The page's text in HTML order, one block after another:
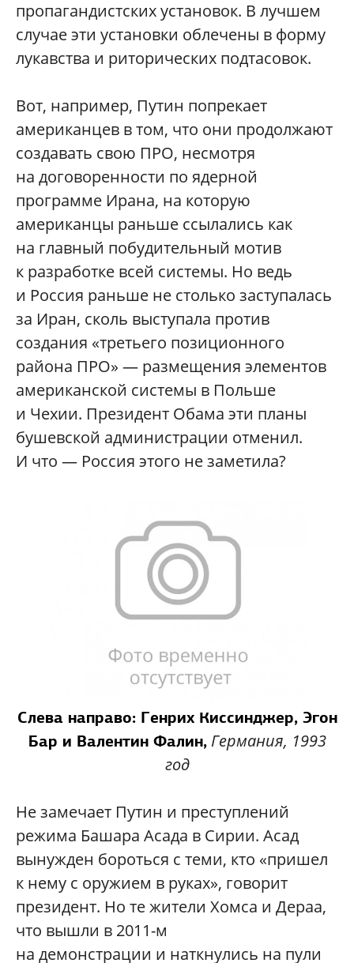
пропагандистских установок. В лучшем
случае эти установки облечены в форму
лукавства и риторических подтасовок.
Вот, например, Путин попрекает
американцев в том, что они продолжают
создавать свою ПРО, несмотря
на договоренности по ядерной
программе Ирана, на которую
американцы раньше ссылались как
на главный побудительный мотив
к разработке всей системы. Но ведь
и Россия раньше не столько заступалась
за Иран, сколь выступала против
создания «третьего позиционного
района ПРО» — размещения элементов
американской системы в Польше
и Чехии. Президент Обама эти планы
бушевской администрации отменил.
И что — Россия этого не заметила?
Слева направо: Генрих Киссинджер, Эгон
Бар и Валентин Фалин, Германия, 1993
год
Не замечает Путин и преступлений
режима Башара Асада в Сирии. Асад
вынужден бороться с теми, кто «пришел
к нему с оружием в руках», говорит
президент. Но те жители Хомса и Дераа,
что вышли в 2011-м
на демонстрации и наткнулись на пули